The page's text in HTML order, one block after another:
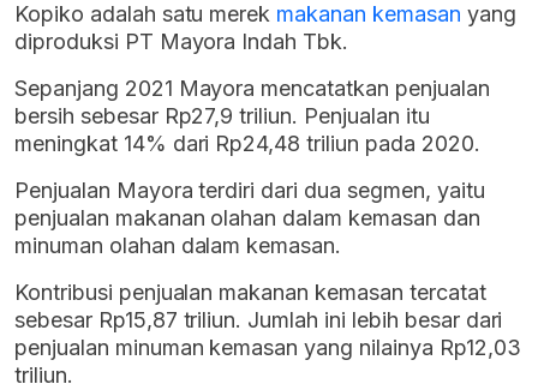
Kopiko adalah satu merek makanan kemasan yang
diproduksi PT Mayora Indah Tbk.
Sepanjang 2021 Mayora mencatatkan penjualan
bersih sebesar Rp27,9 triliun. Penjualan itu
meningkat 14% dari Rp24,48 triliun pada 2020.
Penjualan Mayora terdiri dari dua segmen, yaitu
penjualan makanan olahan dalam kemasan dan
minuman olahan dalam kemasan.
Kontribusi penjualan makanan kemasan tercatat
sebesar Rp15,87 triliun. Jumlah ini lebih besar dari
penjualan minuman kemasan yang nilainya Rp12,03
triliun.